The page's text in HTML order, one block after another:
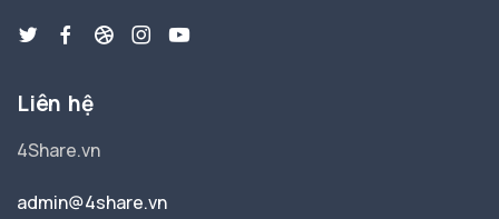
Liên hệ
4Share.vn
admin@4share.vn